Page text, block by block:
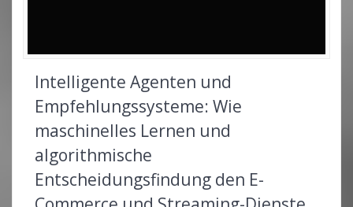
Intelligente Agenten und
Empfehlungssysteme: Wie
maschinelles Lernen und
algorithmische
Entscheidungsfindung den E-